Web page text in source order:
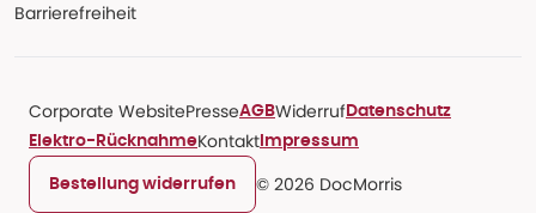
Barrierefreiheit
Corporate WebsitePresseAGBWiderruf Datenschutz
Elektro-RücknahmeKontakt Impressum
Bestellung widerrufen © 2026 DocMorris